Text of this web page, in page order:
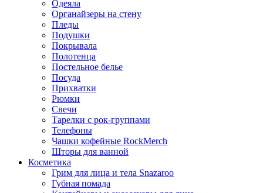
Одеяла
Органайзеры на стену
Пледы
Подушки
Покрывала
Полотенца
Постельное белье
Посуда
Прихватки
Рюмки
Свечи
Тарелки с рок-группами
Телефоны
Чашки кофейные RockMerch
Шторы для ванной
Косметика
Грим для лица и тела Snazaroo
Губная помада